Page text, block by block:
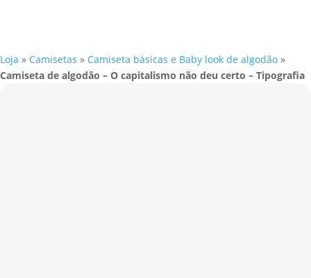
Loja » Camisetas » Camiseta básicas e Baby look de algodão »
Camiseta de algodão – O capitalismo não deu certo – Tipografia